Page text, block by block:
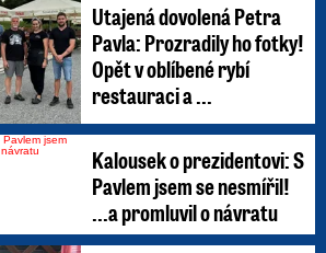
Utajená dovolená Petra
Pavla: Prozradily ho fotky!
Opět v oblíbené rybí
restauraci a ...
Kalousek o prezidentovi: S
Pavlem jsem se nesmířil!
...a promluvil o návratu